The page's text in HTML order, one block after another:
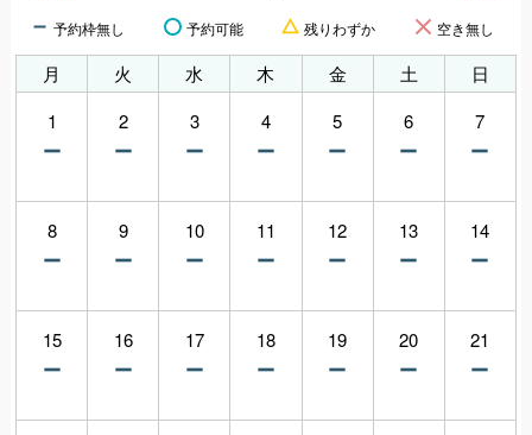
予約枠無し 予約可能 残りわずか 空き無し
月 火 水 木 金 土
日
1
2 3 4 5 6 7
8 9 10 11 12 13 14
15 16 17 18 19 20 21